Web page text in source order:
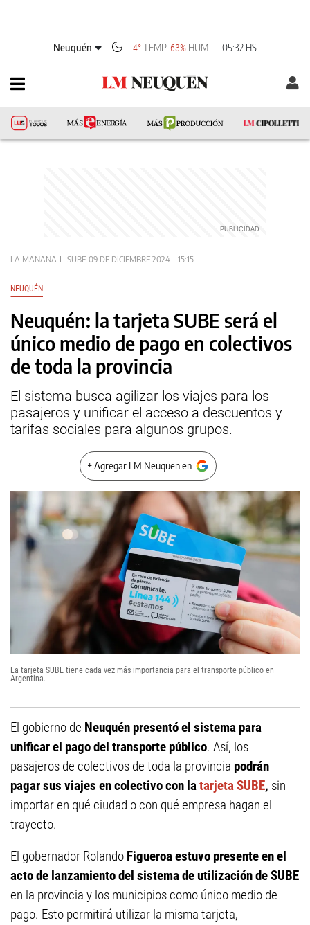
Neuquén 4°TEMP 63% HUM 05:32 HS
LA MAÑANA SUBE 09 DE DICIEMBRE 2024 - 15:15
NEUQUÉN
Neuquén: la tarjeta SUBE será el
único medio de pago en colectivos
de toda la provincia
El sistema busca agilizar los viajes para los
pasajeros y unificar el acceso a descuentos y
tarifas sociales para algunos grupos.
+ Agregar LM Neuquen en
La tarjeta SUBE tiene cada vez más importancia para el transporte público en
Argentina.
El gobierno de Neuquén presentó el sistema para
unificar el pago del transporte público. Así, los
pasajeros de colectivos de toda la provincia podrán
pagar sus viajes en colectivo con latarjeta SUBE, sin
importar en qué ciudad o con qué empresa hagan el
trayecto.
El gobernador Rolando Figueroa estuvo presente en el
acto de lanzamiento del sistema de utilización de SUBE
en la provincia y los municipios como único medio de
pago. Esto permitirá utilizar la misma tarjeta,